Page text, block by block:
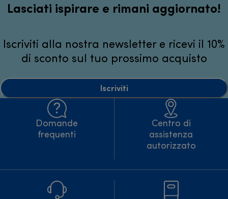
Lasciati ispirare e rimani aggiornato!
Iscriviti alla nostra newsletter e ricevi il 10%
di sconto sul tuo prossimo acquisto
Iscriviti
Domande
frequenti
Centro di
assistenza
autorizzato